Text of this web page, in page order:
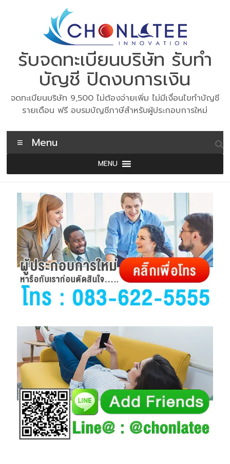
รับจดทะเบียนบริษัท รับทำ
บัญชี ปิดงบการเงิน
จดทะเบียนบริษัท 9,500 ไม่ต้องจ่ายเพิ่ม ไม่มีเงื่อนไขทำบัญชี
รายเดือน ฟรี อบรมบัญชีภาษีสำหรับผู้ประกอบการใหม่
Menu
MENU